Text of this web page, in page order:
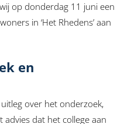
op donderdag 11 juni een
in ‘Het Rhedens’ aan
en
over het onderzoek,
advies dat het college aan